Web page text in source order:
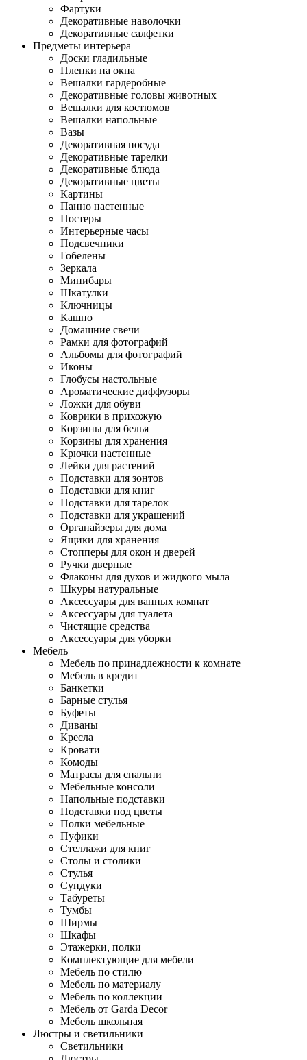
Фартуки
Декоративные наволочки
Декоративные салфетки
Предметы интерьера
Доски гладильные
Пленки на окна
Вешалки гардеробные
Декоративные головы животных
Вешалки для костюмов
Вешалки напольные
Вазы
Декоративная посуда
Декоративные тарелки
Декоративные блюда
Декоративные цветы
Картины
Панно настенные
Постеры
Интерьерные часы
Подсвечники
Гобелены
Зеркала
Минибары
Шкатулки
Ключницы
Кашпо
Домашние свечи
Рамки для фотографий
Альбомы для фотографий
Иконы
Глобусы настольные
Ароматические диффузоры
Ложки для обуви
Коврики в прихожую
Корзины для белья
Корзины для хранения
Крючки настенные
Лейки для растений
Подставки для зонтов
Подставки для книг
Подставки для тарелок
Подставки для украшений
Органайзеры для дома
Ящики для хранения
Стопперы для окон и дверей
Ручки дверные
Флаконы для духов и жидкого мыла
Шкуры натуральные
Аксессуары для ванных комнат
Аксессуары для туалета
Чистящие средства
Аксессуары для уборки
Мебель
Мебель по принадлежности к комнате
Мебель в кредит
Банкетки
Барные стулья
Буфеты
Диваны
Кресла
Кровати
Комоды
Матрасы для спальни
Мебельные консоли
Напольные подставки
Подставки под цветы
Полки мебельные
Пуфики
Стеллажи для книг
Столы и столики
Стулья
Сундуки
Табуреты
Тумбы
Ширмы
Шкафы
Этажерки, полки
Комплектующие для мебели
Мебель по стилю
Мебель по материалу
Мебель по коллекции
Мебель от Garda Decor
Мебель школьная
Люстры и светильники
Светильники